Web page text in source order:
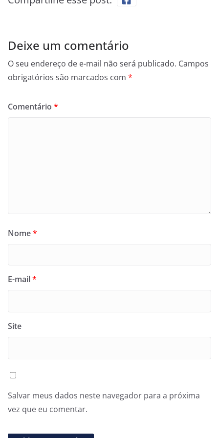
Deixe um comentário
O seu endereço de e-mail não será publicado. Campos
obrigatórios são marcados com *
Comentário *
Nome*
E-mail*
Site
Salvar meus dados neste navegador para a próxima
vez que eu comentar.